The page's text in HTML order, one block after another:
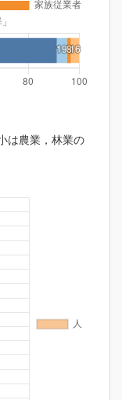
は農業，林業の